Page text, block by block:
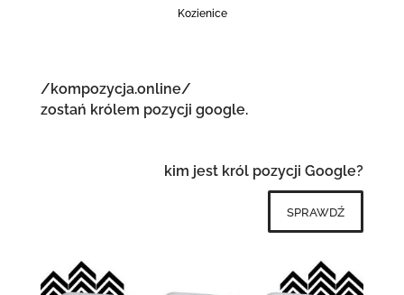
Kozienice
/kompozycja.online/
zostań królem pozycji google.
kim jest król pozycji Google?
sprawdź